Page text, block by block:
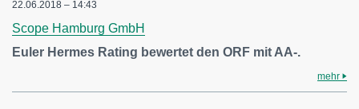
22.06.2018 – 14:43
Scope Hamburg GmbH
Euler Hermes Rating bewertet den ORF mit AA-.
mehr